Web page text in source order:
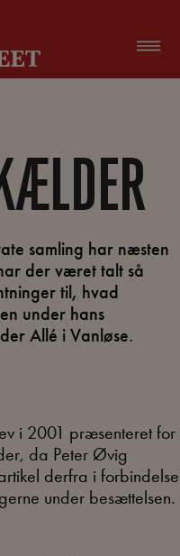
samling har næsten
der været talt så
til, hvad
under hans
Allé i Vanløse.
i 2001 præsenteret for
da Peter Øvig
derfra i forbindelse
under besættelsen.